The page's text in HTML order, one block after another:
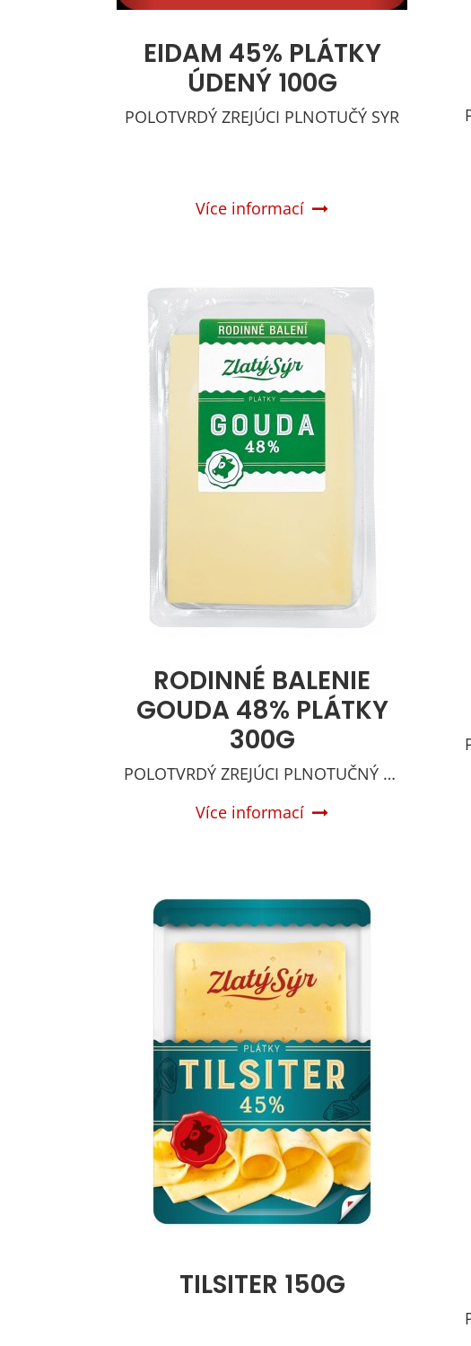
EIDAM 45% PLÁTKY
ÚDENÝ 100G
POLOTVRDÝ ZREJÚCI PLNOTUČÝ SYR
Více informací
RODINNÉ BALENIE
GOUDA 48% PLÁTKY
300G
POLOTVRDÝ ZREJÚCI PLNOTUČNÝ SYR
Více informací
TILSITER 150G